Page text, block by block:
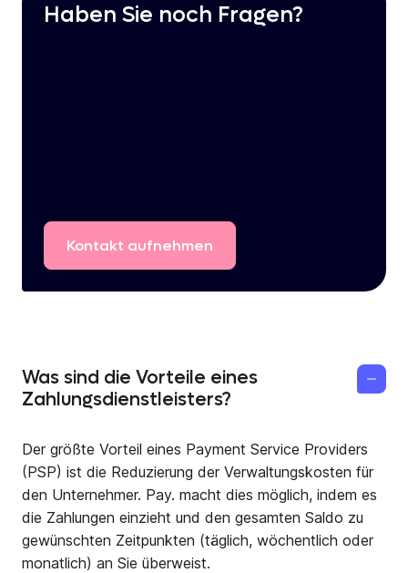
Haben Sie noch Fragen?
Kontakt aufnehmen
Was sind die Vorteile eines
Zahlungsdienstleisters?
Der größte Vorteil eines Payment Service Providers
(PSP) ist die Reduzierung der Verwaltungskosten für
den Unternehmer. Pay. macht dies möglich, indem es
die Zahlungen einzieht und den gesamten Saldo zu
gewünschten Zeitpunkten (täglich, wöchentlich oder
monatlich) an Sie überweist.